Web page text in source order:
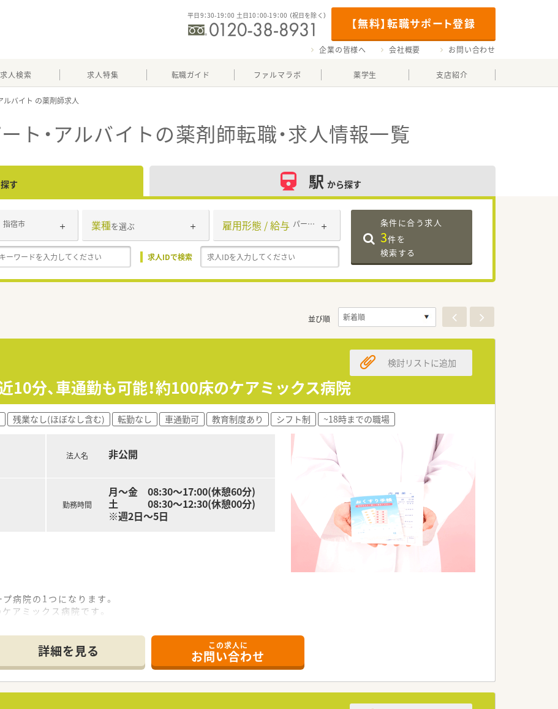
【無料】転職サポート登録
平日9：30-19：00 土日10：00-19：00 （祝日を除く）
企業の皆様へ 会社概要 お問い合わせ
求人検索 求人特集 転職ガイド ファルマラボ 薬学生 支店紹介
ルバイト
ト・アルバイトの薬剤師転職・求人情報一覧
す 駅 から探す
指宿市 業種を選ぶ 雇用形態 / 給与 パート・アルバイト
求人IDで検索
条件に合う求人
3件を
検索する
並び順
10分、車通勤も可能！約100床のケアミックス病院
検討リストに追加
残業なし(ほぼなし含む) 転勤なし 車通勤可 教育制度あり シフト制 ~18時までの職場
法人名 非公開
勤務時間
月～金 08:30～17:00(休憩60分)
土 08:30～12:30(休憩00分)
※週2日～5日
病院の1つになります。
アミックス病院です。
厚生が整っています。
詳細を見る この求人に
お問い合わせ